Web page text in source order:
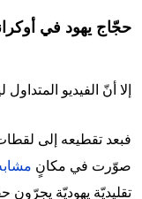
حجّاج يهود في
إلا أنّ الفيديو
فبعد تقطيعه إلى
صوّرت في مكانٍ
تقليديّة يهوديّة يجرّون